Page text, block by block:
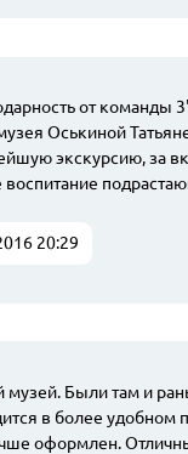
от команды
Оськиной
экскурсию, за
воспитание
20:29
музей. Были там и
в более
оформлен.